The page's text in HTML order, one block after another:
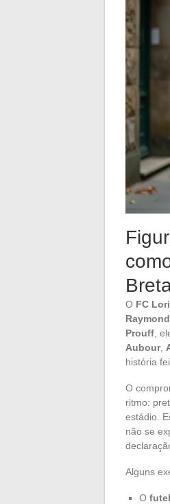
O FC
Prouff ,
Aubour,
história
O
ritmo:
estádio.
não se
Alguns
O